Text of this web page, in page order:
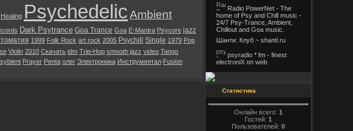
Healing PsychedelicAmbient
Dark Psytrance Goa Trance Goa E-Mantra Psycore jazz
1999 Folk Rock art rock 2005 Psychill Single 1979 Pop
Violin 2010 Скачать idm Trip-Hop smooth jazz video Tango
Prayer Penta олег Электроника Инструментал Fusion
Radio PowerNet - The
home of Psy and Chill music -
24/7 Psy-Trance, Ambient,
Chillout and Goa music.
Шанти: Клуб ~ shanti.ru
psyradio * fm - finest
electroniX on web
Статистика
Онлайн всего: 1
Гостей: 1
Пользователей: 0